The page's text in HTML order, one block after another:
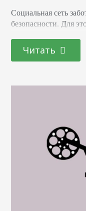
Социальная сеть
безопасности. Для
мошенничества и
любой персоны,
человека и узнаем,
Читать